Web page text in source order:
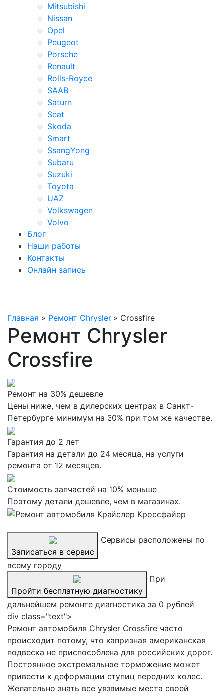
Mitsubishi
Nissan
Opel
Peugeot
Porsche
Renault
Rolls-Royce
SAAB
Saturn
Seat
Skoda
Smart
SsangYong
Subaru
Suzuki
Toyota
UAZ
Volkswagen
Volvo
Блог
Наши работы
Контакты
Онлайн запись
Главная » Ремонт Chrysler » Crossfire
Ремонт Chrysler
Crossfire
Ремонт на 30% дешевле
Цены ниже, чем в дилерских центрах в Санкт-
Петербурге минимум на 30% при том же качестве.
Гарантия до 2 лет
Гарантия на детали до 24 месяца, на услуги
ремонта от 12 месяцев.
Стоимость запчастей на 10% меньше
Поэтому детали дешевле, чем в магазинах.
Записаться в сервис
Сервисы расположены по
всему городу
Пройти бесплатную диагностику
При
дальнейшем ремонте диагностика за 0 рублей
div class="text">
Ремонт автомобиля Chrysler Crossfire часто
происходит потому, что капризная американская
подвеска не приспособлена для российских дорог.
Постоянное экстремальное торможение может
привести к деформации ступиц передних колес.
Желательно знать все уязвимые места своей